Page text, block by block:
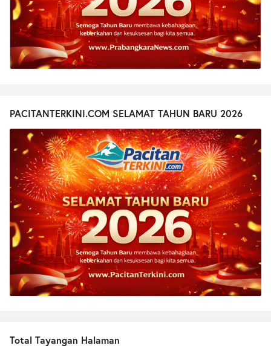
PACITANTERKINI.COM SELAMAT TAHUN BARU 2026
Total Tayangan Halaman